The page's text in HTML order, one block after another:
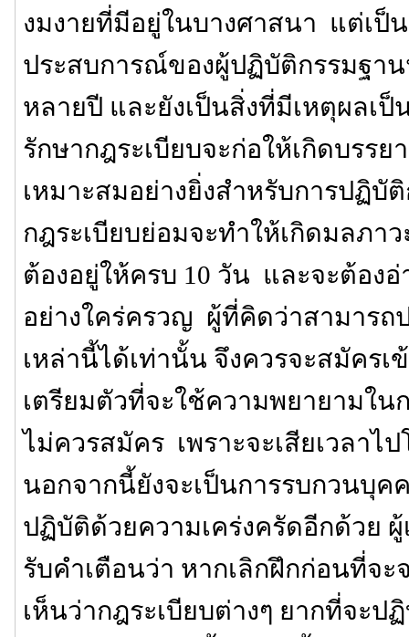
งมงายที่มีอยู่ในบางศาสนา แต่เป็
ประสบการณ์ของผู้ปฏิบัติกรรมฐา
หลายปี และยังเป็นสิ่งที่มีเหตุผลเ
รักษากฎระเบียบจะก่อให้เกิดบรรย
เหมาะสมอย่างยิ่งสำหรับการปฏิบั
กฎระเบียบย่อมจะทำให้เกิดมลภา
ต้องอยู่ให้ครบ 10 วัน และจะต้องอ่
อย่างใคร่ครวญ ผู้ที่คิดว่าสามาร
เหล่านี้ได้เท่านั้น จึงควรจะสมัคร
เตรียมตัวที่จะใช้ความพยายามใน
ไม่ควรสมัคร เพราะจะเสียเวลาไ
นอกจากนี้ยังจะเป็นการรบกวนบุค
ปฏิบัติด้วยความเคร่งครัดอีกด้วย ผู้
รับคำเตือนว่า หากเลิกฝึกก่อนที่จะ
เห็นว่ากฎระเบียบต่างๆ ยากที่จะป